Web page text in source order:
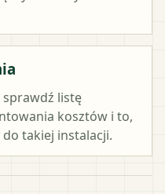
sprawdź listę
kosztów i to,
takiej instalacji.